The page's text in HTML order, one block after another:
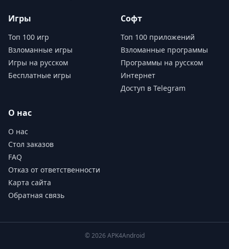
Игры
Топ 100 игр
Взломанные игры
Игры на русском
Бесплатные игры
Софт
Топ 100 приложений
Взломанные программы
Программы на русском
Интернет
Доступ в Telegram
О нас
О нас
Стол заказов
FAQ
Отказ от ответственности
Карта сайта
Обратная связь
© 2026 APK4Android